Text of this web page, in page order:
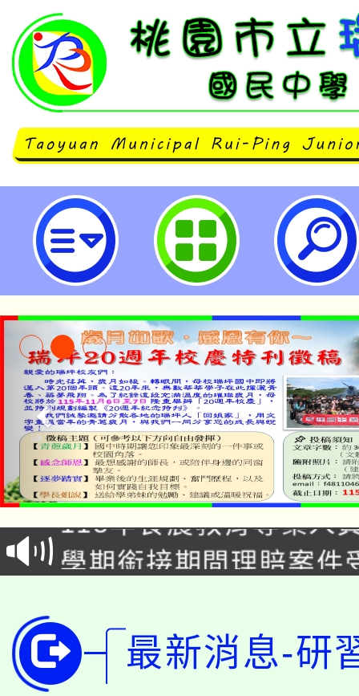
檢送本市113年度友善校園學生事
性別平等教育資源中心研習規劃表
參與。-桃園市立瑞坪國民中學
淨零綠生活教案入校路
115年食農教育專業人
程
學期銜接期間理賠案件
版
公告本校115學年度第
代理(課)教師甄選結果(
「2026金融保險知識
最新消息-研